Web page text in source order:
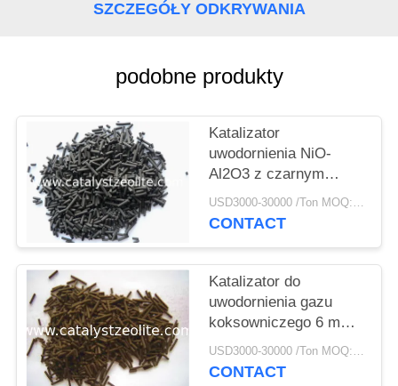
POLICY
SZCZEGÓŁY ODKRYWANIA
podobne produkty
Katalizator
uwodornienia NiO-
Al2O3 z czarnym
cylindrem 15 mm
USD3000-30000 /Ton MOQ:1 KG
CONTACT
Katalizator do
uwodornienia gazu
koksowniczego 6 mm
Cog-1
USD3000-30000 /Ton MOQ:1 KG
CONTACT